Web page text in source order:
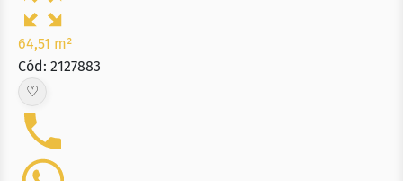
64,51 m²
Cód: 2127883
♡